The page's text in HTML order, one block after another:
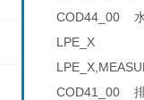
COD44_00 水
LPE_X
COD41_00 排